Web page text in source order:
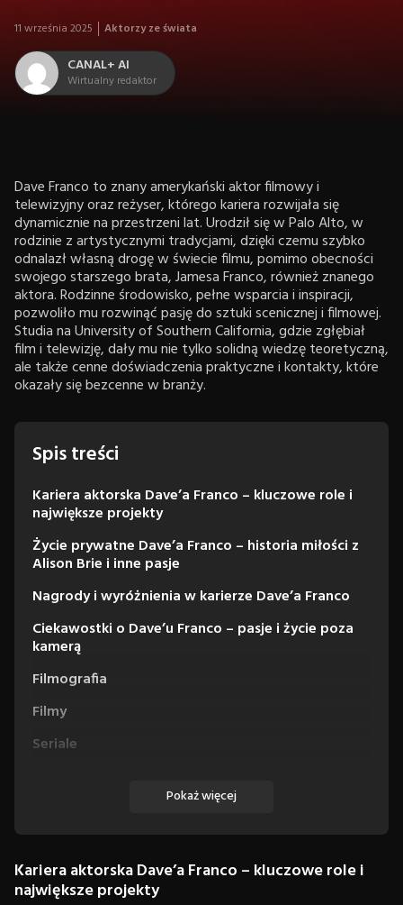
11 września 2025 Aktorzy ze świata
CANAL+ AI
Wirtualny redaktor
Dave Franco to znany amerykański aktor filmowy i
telewizyjny oraz reżyser, którego kariera rozwijała się
dynamicznie na przestrzeni lat. Urodził się w Palo Alto, w
rodzinie z artystycznymi tradycjami, dzięki czemu szybko
odnalazł własną drogę w świecie filmu, pomimo obecności
swojego starszego brata, Jamesa Franco, również znanego
aktora. Rodzinne środowisko, pełne wsparcia i inspiracji,
pozwoliło mu rozwinąć pasję do sztuki scenicznej i filmowej.
Studia na University of Southern California, gdzie zgłębiał
film i telewizję, dały mu nie tylko solidną wiedzę teoretyczną,
ale także cenne doświadczenia praktyczne i kontakty, które
okazały się bezcenne w branży.
Spis treści
Kariera aktorska Dave’a Franco – kluczowe role i
największe projekty
Życie prywatne Dave’a Franco – historia miłości z
Alison Brie i inne pasje
Nagrody i wyróżnienia w karierze Dave’a Franco
Ciekawostki o Dave’u Franco – pasje i życie poza
kamerą
Filmografia
Filmy
Seriale
Pokaż więcej
Kariera aktorska Dave’a Franco – kluczowe role i
największe projekty